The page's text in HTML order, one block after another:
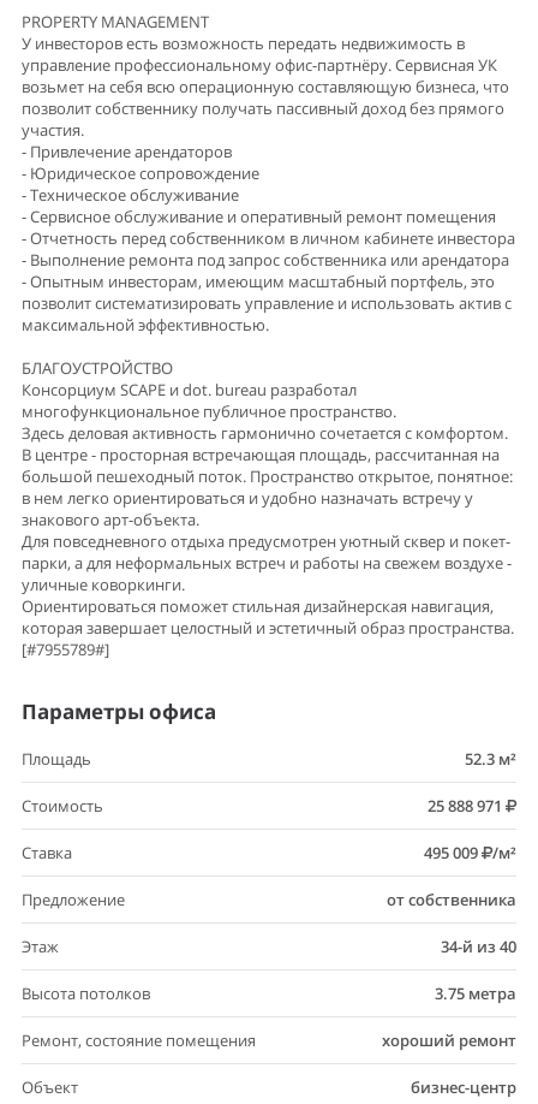
- Опытным инвесторам, имеющим масштабный портфель, это
позволит систематизировать управление и использовать актив с
максимальной эффективностью.
БЛАГОУСТРОЙСТВО
Консорциум SCAPE и dot. bureau разработал
многофункциональное публичное пространство.
Здесь деловая активность гармонично сочетается с комфортом.
В центре - просторная встречающая площадь, рассчитанная на
большой пешеходный поток. Пространство открытое, понятное:
в нем легко ориентироваться и удобно назначать встречу у
знакового арт-объекта.
Для повседневного отдыха предусмотрен уютный сквер и покет-
парки, а для неформальных встреч и работы на свежем воздухе -
уличные коворкинги.
Ориентироваться поможет стильная дизайнерская навигация,
которая завершает целостный и эстетичный образ пространства.
[#7955789#]
Параметры офиса
Площадь 52.3 м²
Стоимость 25 888 971
Ставка 495 009
Предложение
Ремонт, состояние помещения хороший ремонт
Объект бизнес-центр
Класс БЦ A
Объявление от 6 августа 2026 17:30
стоит задать при покупке или
аренде офиса